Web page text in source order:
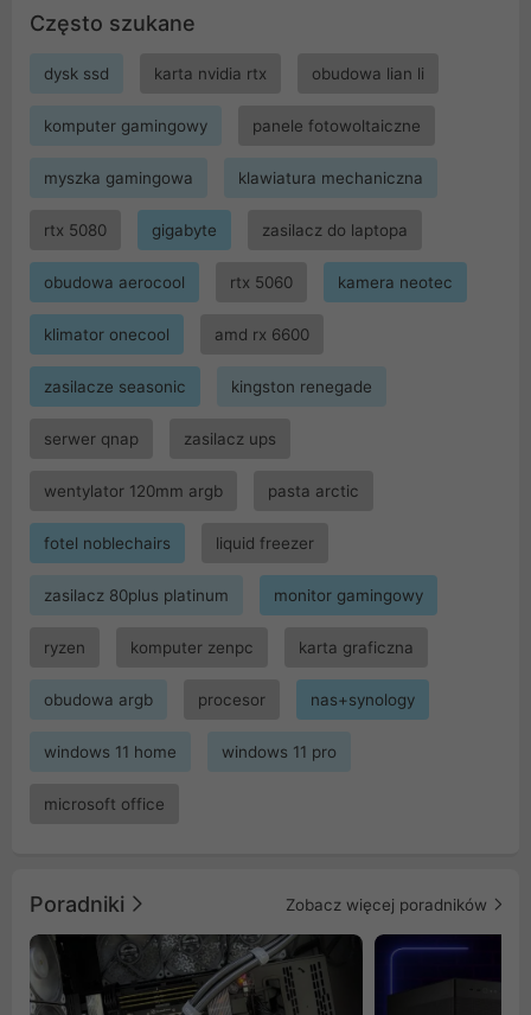
Często szukane
dysk ssd karta nvidia rtx obudowa lian li
komputer gamingowy panele fotowoltaiczne
myszka gamingowa klawiatura mechaniczna
rtx 5080 gigabyte zasilacz do laptopa
obudowa aerocool rtx 5060 kamera neotec
klimator onecool amd rx 6600
zasilacze seasonic kingston renegade
serwer qnap zasilacz ups
wentylator 120mm argb pasta arctic
fotel noblechairs liquid freezer
zasilacz 80plus platinum monitor gamingowy
ryzen komputer zenpc karta graficzna
obudowa argb procesor nas+synology
windows 11 home windows 11 pro
microsoft office
Poradniki Zobacz więcej poradników